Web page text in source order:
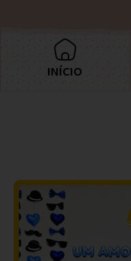
INÍCIO